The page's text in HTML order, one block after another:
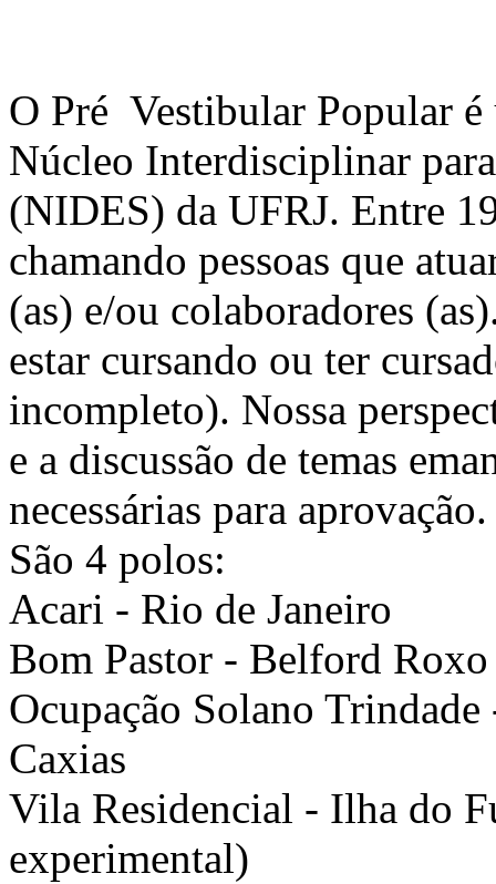
O Pré Vestibular Popular
Núcleo Interdisciplinar
(NIDES) da UFRJ. Entre
chamando pessoas que
(as) e/ou colaboradores
estar cursando ou ter
incompleto). Nossa
e a discussão de temas
necessárias para aprovação.
São 4 polos:
Acari - Rio de Janeiro
Bom Pastor - Belford Roxo
Ocupação Solano
Caxias
Vila Residencial - Ilha do
experimental)